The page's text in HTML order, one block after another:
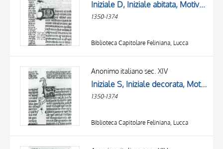
Iniziale D, Iniziale abitata, Motivo decorativo con animali fantastici, Motivi decorativi fitomorfi
1350-1374
Biblioteca Capitolare Feliniana, Lucca
Anonimo italiano sec. XIV
Iniziale S, Iniziale decorata, Motivo decorativo zoomorfo, Motivi decorativi fitomorfi
1350-1374
Biblioteca Capitolare Feliniana, Lucca